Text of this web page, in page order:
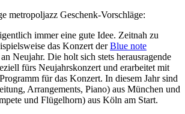
metropoljazz Geschenk-Vorschläge:
immer eine gute Idee. Zeitnah zu
das Konzert derBlue note
Neujahr. Die holt sich stets herausragende
fürs Neujahrskonzert und erarbeitet mit
für das Konzert. In diesem Jahr sind
Arrangements, Piano) aus München und
und Flügelhorn) aus Köln am Start.